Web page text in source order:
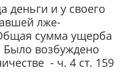
деньги и у своего
лже-
сумма ущерба
Было возбуждено
- ч. 4 ст. 159